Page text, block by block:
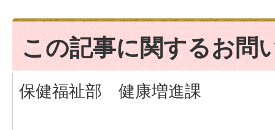
この記事に関するお問
保健福祉部 健康増進課